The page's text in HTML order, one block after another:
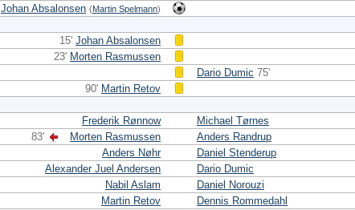
Johan Absalonsen (Martin Spelmann)
15' Johan Absalonsen
23' Morten Rasmussen
Dario Dumic 75'
90' Martin Retov
Frederik Rønnow
Michael Tørnes
83'
Morten Rasmussen
Anders Randrup
Anders Nøhr
Daniel Stenderup
Alexander Juel Andersen
Dario Dumic
Nabil Aslam
Daniel Norouzi
Martin Retov
Dennis Rommedahl